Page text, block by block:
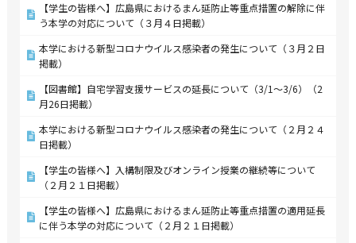
【学生の皆様へ】広島県におけるまん延防止等重点措置の解除に伴
う本学の対応について（３月４日掲載）
本学における新型コロナウイルス感染者の発生について（３月２日
掲載）
【図書館】自宅学習支援サービスの延長について（3/1～3/6）（2
月26日掲載）
本学における新型コロナウイルス感染者の発生について（２月２４
日掲載）
【学生の皆様へ】入構制限及びオンライン授業の継続等について
（２月２１日掲載）
【学生の皆様へ】広島県におけるまん延防止等重点措置の適用延長
に伴う本学の対応について（２月２１日掲載）